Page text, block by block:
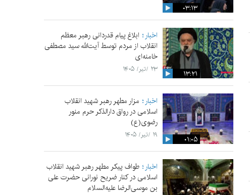
۰۳:۱۳
۱۳:۲۱
اخبار ابلاغ پیام قدردانی رهبر معظم
انقلاب از مردم توسط آیت‌الله سید مصطفی
خامنه‌ای
۲۳ /تیر/ ۱۴۰۵
۰۱:۰۵
اخبار مزار مطهر رهبر شهید انقلاب
اسلامی در رواق دارالذکر حرم منور
رضوی(ع)
۱۹ /تیر/ ۱۴۰۵
اخبار طواف پیکر مطهر رهبر شهید انقلاب
اسلامی در کنار ضریح نورانی حضرت علی‌
بن موسی‌الرضا علیه‌السلام